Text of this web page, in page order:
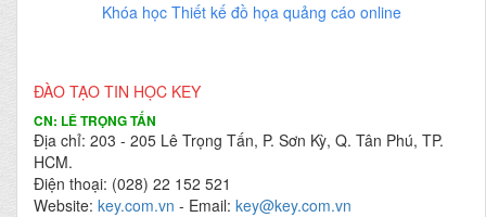
Khóa học Thiết kế đồ họa quảng cáo online
ĐÀO TẠO TIN HỌC KEY
CN: LÊ TRỌNG TẤN
Địa chỉ: 203 - 205 Lê Trọng Tấn, P. Sơn Kỳ, Q. Tân Phú, TP.
HCM.
Điện thoại: (028) 22 152 521
Website: key.com.vn - Email: key@key.com.vn